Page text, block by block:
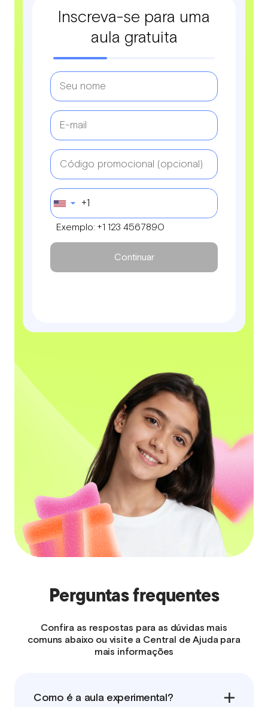
Perguntas frequentes
Confira as respostas para as dúvidas mais
comuns abaixo ou visite a Central de Ajuda para
mais informações
Como é a aula experimental?